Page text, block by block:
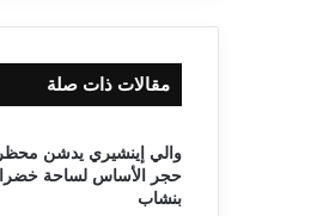
مقالات ذات صلة
والي إينشيري يدشن
حجر الأساس لساحة
بنشاب